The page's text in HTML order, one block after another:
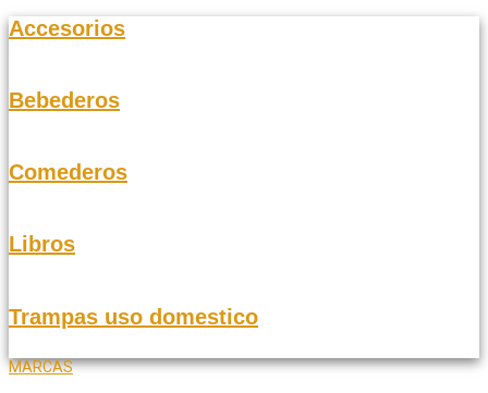
Accesorios
Bebederos
Comederos
Libros
Trampas uso domestico
MARCAS